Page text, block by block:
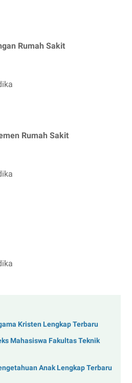
Rumah Sakit
Rumah Sakit
Kristen Lengkap Terbaru
Mahasiswa Fakultas Teknik
Anak Lengkap Terbaru